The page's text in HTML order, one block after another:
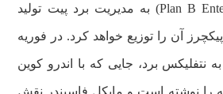
اینترتینمنت (Plan B Entertainment) به مدیریت برد پیت تولید
آن را توزیع خواهد کرد. در فوریه
به نتفلیکس برد، جایی که با اندرو کوین
را نوشته است و مایکل فاسبندر نقش